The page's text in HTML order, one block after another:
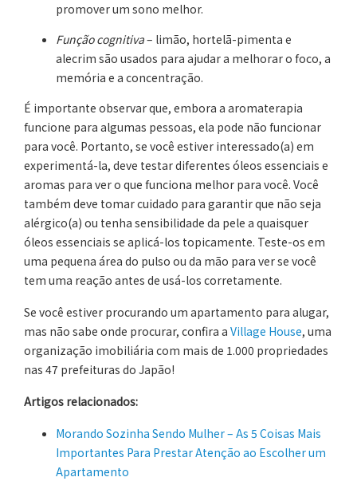
promover um sono melhor.
Função cognitiva– limão, hortelã-pimenta e
alecrim são usados para ajudar a melhorar o foco, a
memória e a concentração.
É importante observar que, embora a aromaterapia
funcione para algumas pessoas, ela pode não funcionar
para você. Portanto, se você estiver interessado(a) em
experimentá-la, deve testar diferentes óleos essenciais e
aromas para ver o que funciona melhor para você. Você
também deve tomar cuidado para garantir que não seja
alérgico(a) ou tenha sensibilidade da pele a quaisquer
óleos essenciais se aplicá-los topicamente. Teste-os em
uma pequena área do pulso ou da mão para ver se você
tem uma reação antes de usá-los corretamente.
Se você estiver procurando um apartamento para alugar,
mas não sabe onde procurar, confira a Village House, uma
organização imobiliária com mais de 1.000 propriedades
nas 47 prefeituras do Japão!
Artigos relacionados:
Morando Sozinha Sendo Mulher – As 5 Coisas Mais
Importantes Para Prestar Atenção ao Escolher um
Apartamento